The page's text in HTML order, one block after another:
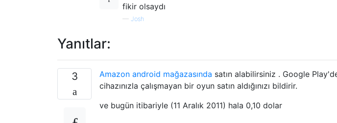
fikir olsaydı
— Josh
Yanıtlar:
3 Amazon android mağazasında satın alabilirsiniz . Google
cihazınızla çalışmayan bir oyun satın aldığınızı bildirir.
ve bugün itibariyle (11 Aralık 2011) hala 0,10 dolar